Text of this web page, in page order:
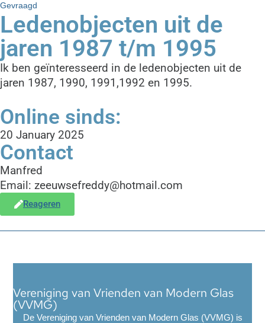
Gevraagd
Ledenobjecten uit de
jaren 1987 t/m 1995
Ik ben geïnteresseerd in de ledenobjecten uit de
jaren 1987, 1990, 1991,1992 en 1995.
Online sinds:
20 January 2025
Contact
Manfred
Email: zeeuwsefreddy@hotmail.com
Reageren
Vereniging van Vrienden van Modern Glas
(VVMG)
De Vereniging van Vrienden van Modern Glas (VVMG) is